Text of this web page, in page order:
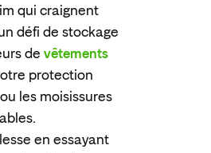
qui craignent
défi de stockage
de vêtements
protection
les moisissures
en essayant